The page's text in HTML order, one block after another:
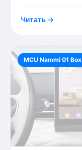
Читать →
MCU Nammi 01 Box